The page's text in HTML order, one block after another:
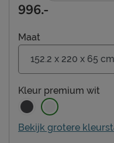
Maat
Kleur premium wit
Bekijk grotere
996.-